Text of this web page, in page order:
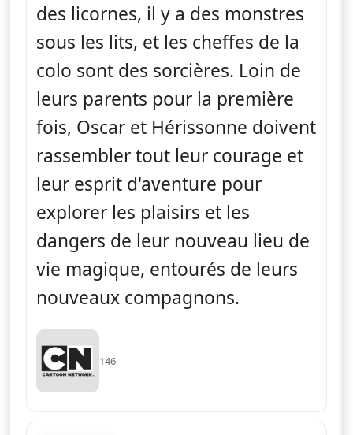
des licornes, il y a des monstres
sous les lits, et les cheffes de la
colo sont des sorcières. Loin de
leurs parents pour la première
fois, Oscar et Hérissonne doivent
rassembler tout leur courage et
leur esprit d'aventure pour
explorer les plaisirs et les
dangers de leur nouveau lieu de
vie magique, entourés de leurs
nouveaux compagnons.
146